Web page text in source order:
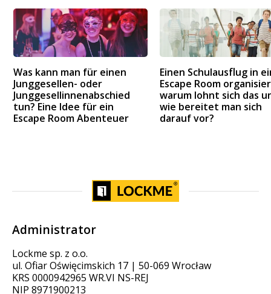
Was kann man für einen
Junggesellen- oder
Junggesellinnenabschied
tun? Eine Idee für ein
Escape Room Abenteuer
Einen Schulausflug in
Escape Room
warum lohnt sich das
wie bereitet man sich
darauf vor?
Administrator
Lockme sp. z o.o.
ul. Ofiar Oświęcimskich 17 | 50-069 Wrocław
KRS 0000942965 WR.VI NS-REJ
NIP 8971900213